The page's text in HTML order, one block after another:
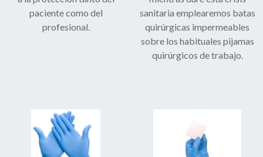
paciente como del
profesional.
sanitaria emplearemos batas
quirúrgicas impermeables
sobre los habituales pijamas
quirúrgicos de trabajo.